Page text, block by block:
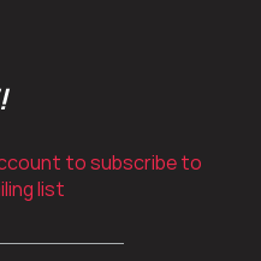
to subscribe to
list